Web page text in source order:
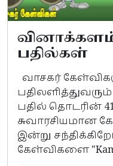
வினாக்களம்
பதில்கள்
வாசகர்
பதில் தொடரின்
சுவாரசியமான
இன்று
கேள்விகளை